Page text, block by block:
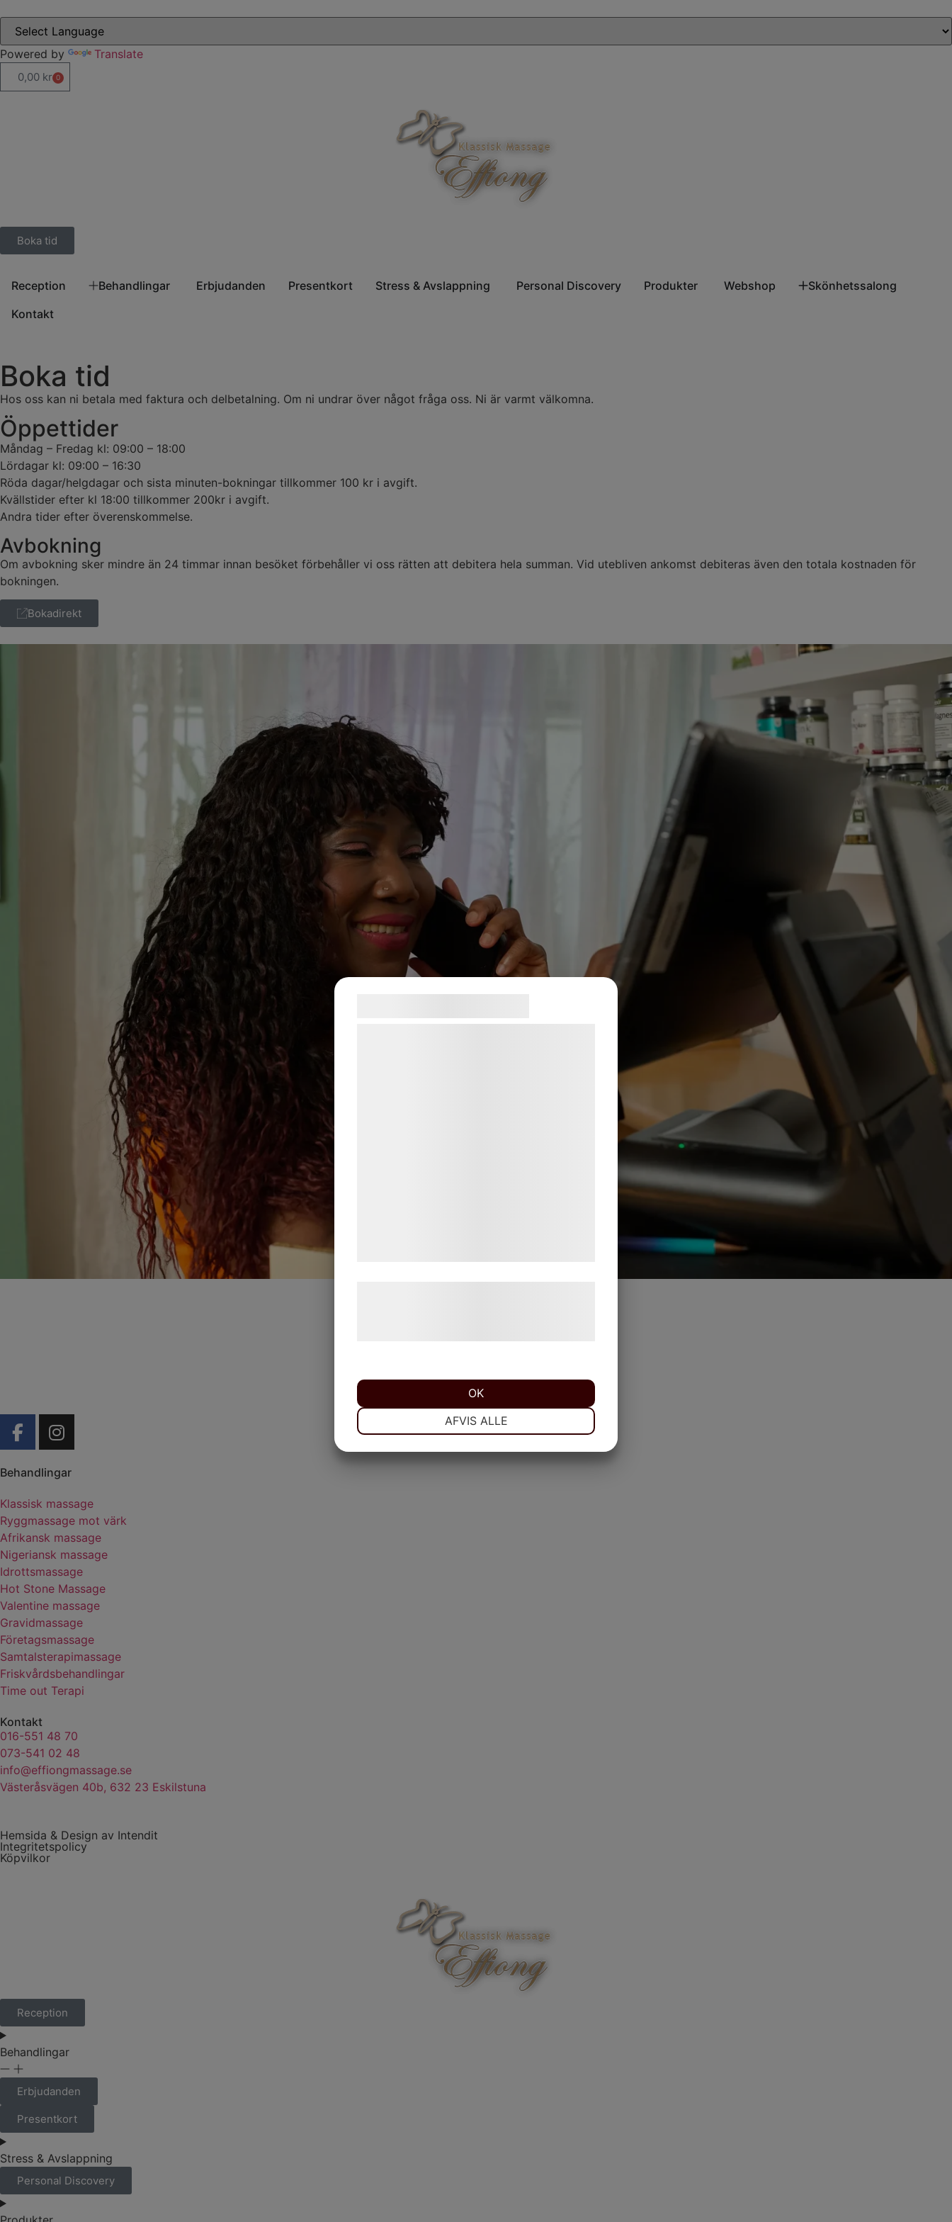
Powered by Translate
0,00 kr 0
Boka tid
Reception Behandlingar Erbjudanden Presentkort Stress & Avslappning Personal Discovery Produkter Webshop
Skönhetssalong
Kontakt
Boka tid
Hos oss kan ni betala med faktura och delbetalning. Om ni undrar över något fråga oss. Ni är varmt välkomna.
Öppettider
Måndag – Fredag kl: 09:00 – 18:00
Lördagar kl: 09:00 – 16:30
Röda dagar/helgdagar och sista minuten-bokningar tillkommer 100 kr i avgift.
Kvällstider efter kl 18:00 tillkommer 200kr i avgift.
Andra tider efter överenskommelse.
Avbokning
Om avbokning sker mindre än 24 timmar innan besöket förbehåller vi oss rätten att debitera hela summan. Vid utebliven ankomst debiteras även den totala kostnaden för
bokningen.
Bokadirekt
Behandlingar
Klassisk massage
Ryggmassage mot värk
Afrikansk massage
Nigeriansk massage
Idrottsmassage
Hot Stone Massage
Valentine massage
Gravidmassage
Företagsmassage
Samtalsterapimassage
Friskvårdsbehandlingar
Time out Terapi
Kontakt
016-551 48 70
073-541 02 48
info@effiongmassage.se
Västeråsvägen 40b, 632 23 Eskilstuna
Hemsida & Design av Intendit
Integritetspolicy
Köpvilkor
Reception
Behandlingar
Erbjudanden
Presentkort
Stress & Avslappning
Personal Discovery
AFVIS ALLE
OK